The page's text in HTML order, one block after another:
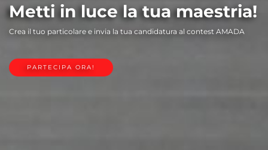
Metti in luce la tua maestria!
Crea il tuo particolare e invia la tua candidatura al contest AMADA
PARTECIPA ORA!